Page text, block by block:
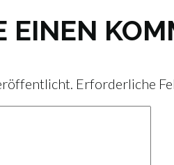
EINEN
Erforderliche